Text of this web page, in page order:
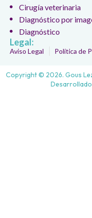
Cirugía veterinaria
Diagnóstico por
Diagnóstico
Legal:
Aviso Legal Política de
Copyright © 2026. Gous